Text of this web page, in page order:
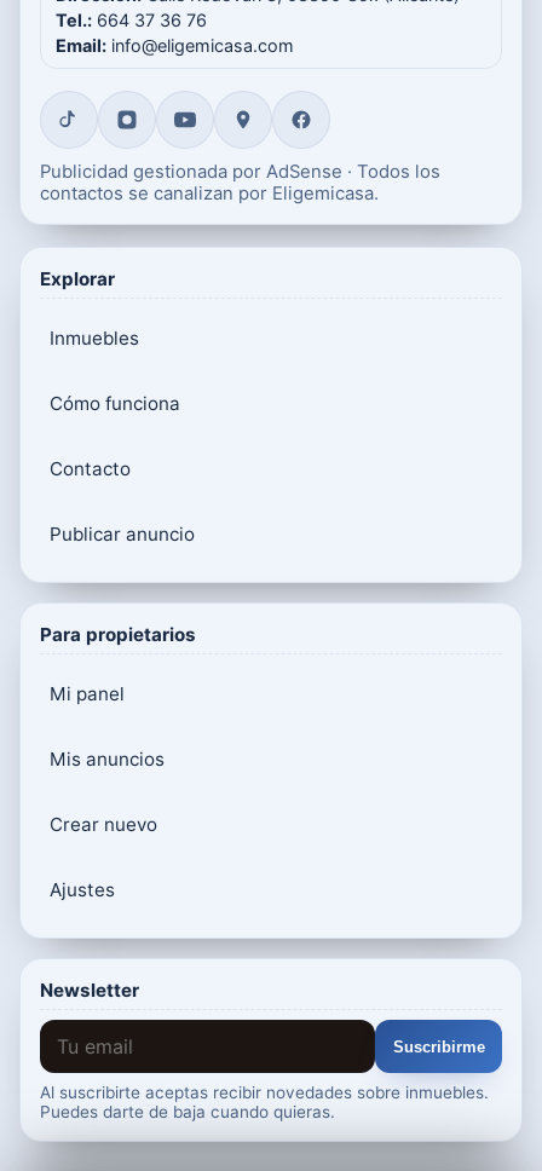
Tel.: 664 37 36 76
Email: info@eligemicasa.com
Publicidad gestionada por AdSense · Todos los
contactos se canalizan por Eligemicasa.
Explorar
Inmuebles
Cómo funciona
Contacto
Publicar anuncio
Para propietarios
Mi panel
Mis anuncios
Crear nuevo
Ajustes
Newsletter
Suscribirme
Al suscribirte aceptas recibir novedades sobre inmuebles.
Puedes darte de baja cuando quieras.